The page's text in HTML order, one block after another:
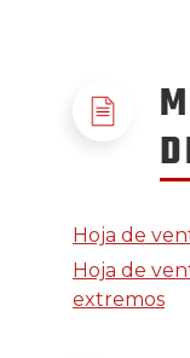
Hoja de
Hoja de
extremos